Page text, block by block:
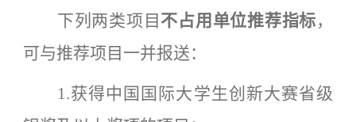
下列两类项目 不占用单位推荐指标，
可与推荐项目一并报送：
1.获得中国国际大学生创新大赛省级